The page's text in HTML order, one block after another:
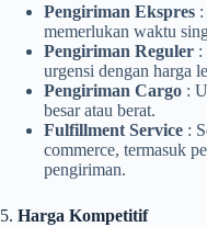
Pengiriman Ekspres
memerlukan waktu
Pengiriman Reguler :
urgensi dengan harga
Pengiriman Cargo :
besar atau berat.
Fulfillment Service :
commerce, termasuk
pengiriman.
5. Harga Kompetitif